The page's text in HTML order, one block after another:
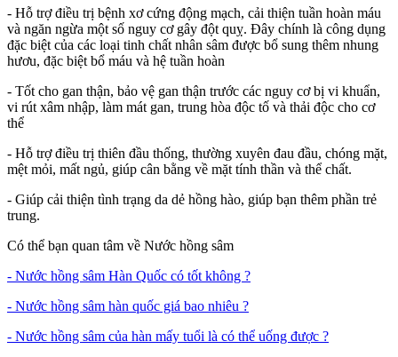
- Hỗ trợ điều trị bệnh xơ cứng động mạch, cải thiện tuần hoàn máu
và ngăn ngừa một số nguy cơ gây đột quỵ. Đây chính là công dụng
đặc biệt của các loại tinh chất nhân sâm được bổ sung thêm nhung
hươu, đặc biệt bổ máu và hệ tuần hoàn
- Tốt cho gan thận, bảo vệ gan thận trước các nguy cơ bị vi khuẩn,
vi rút xâm nhập, làm mát gan, trung hòa độc tố và thải độc cho cơ
thể
- Hỗ trợ điều trị thiên đầu thống, thường xuyên đau đầu, chóng mặt,
mệt mỏi, mất ngủ, giúp cân bằng về mặt tính thần và thể chất.
- Giúp cải thiện tình trạng da dẻ hồng hào, giúp bạn thêm phần trẻ
trung.
Có thể bạn quan tâm về Nước hồng sâm
- Nước hồng sâm Hàn Quốc có tốt không ?
- Nước hồng sâm hàn quốc giá bao nhiêu ?
- Nước hồng sâm của hàn mấy tuổi là có thể uống được ?